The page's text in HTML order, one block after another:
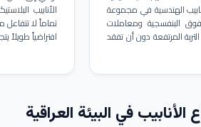
الهندسية في مجموعة
البنفسجية ومعاملات
المرتفعة دون أن تفقد
الأنابيب
تماماً لا
افتراضياً طويلاً
في البيئة العراقية